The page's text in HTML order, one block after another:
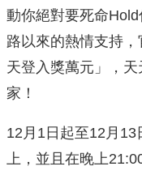
動你絕對要死命
路以來的熱情支持
天登入獎萬元」，
家！
12月1日起至12月
上，並且在晚上